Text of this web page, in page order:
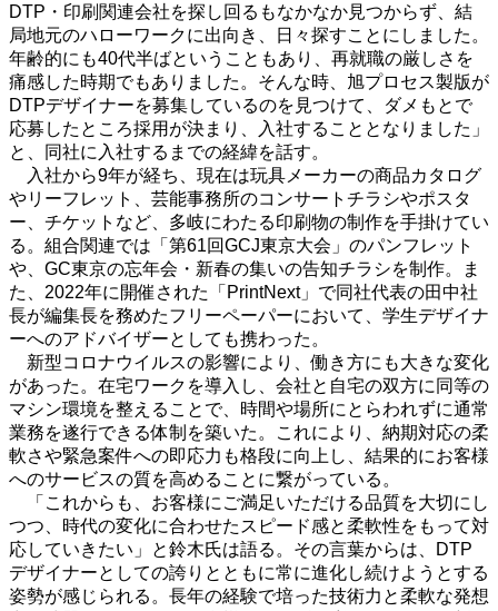
DTP・印刷関連会社を探し回るもなかなか見つからず、結
局地元のハローワークに出向き、日々探すことにしました。
年齢的にも40代半ばということもあり、再就職の厳しさを
痛感した時期でもありました。そんな時、旭プロセス製版が
DTPデザイナーを募集しているのを見つけて、ダメもとで
応募したところ採用が決まり、入社することとなりました」
と、同社に入社するまでの経緯を話す。
入社から9年が経ち、現在は玩具メーカーの商品カタログ
やリーフレット、芸能事務所のコンサートチラシやポスタ
ー、チケットなど、多岐にわたる印刷物の制作を手掛けてい
る。組合関連では「第61回GCJ東京大会」のパンフレット
や、GC東京の忘年会・新春の集いの告知チラシを制作。ま
た、2022年に開催された「PrintNext」で同社代表の田中社
長が編集長を務めたフリーペーパーにおいて、学生デザイナ
ーへのアドバイザーとしても携わった。
新型コロナウイルスの影響により、働き方にも大きな変化
があった。在宅ワークを導入し、会社と自宅の双方に同等の
マシン環境を整えることで、時間や場所にとらわれずに通常
業務を遂行できる体制を築いた。これにより、納期対応の柔
軟さや緊急案件への即応力も格段に向上し、結果的にお客様
へのサービスの質を高めることに繋がっている。
「これからも、お客様にご満足いただける品質を大切にし
つつ、時代の変化に合わせたスピード感と柔軟性をもって対
応していきたい」と鈴木氏は語る。その言葉からは、DTP
デザイナーとしての誇りとともに常に進化し続けようとする
姿勢が感じられる。長年の経験で培った技術力と柔軟な発想